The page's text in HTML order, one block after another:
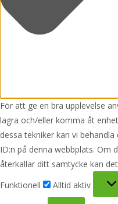
För att ge en bra upplevelse
lagra och/eller komma åt
dessa tekniker kan vi
ID:n på denna webbplats. Om
återkallar ditt samtycke kan
Funktionell
Alltid aktiv